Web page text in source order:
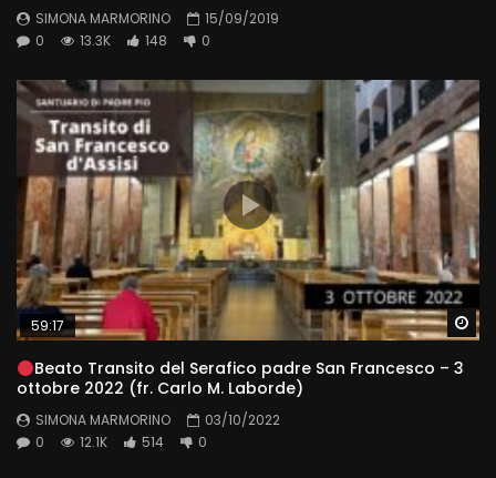
SIMONA MARMORINO
15/09/2019
0
13.3K 148 0
59:17
Beato Transito del Serafico padre San Francesco – 3
ottobre 2022 (fr. Carlo M. Laborde)
SIMONA MARMORINO
03/10/2022
0
12.1K 514 0